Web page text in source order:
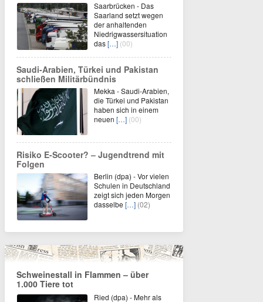
Saarbrücken - Das
Saarland setzt wegen
der anhaltenden
Niedrigwassersituation
das[…] (00)
Saudi-Arabien, Türkei und Pakistan
schließen Militärbündnis
Mekka - Saudi-Arabien,
die Türkei und Pakistan
haben sich in einem
neuen […] (00)
Risiko E-Scooter? – Jugendtrend mit
Folgen
Berlin (dpa) - Vor vielen
Schulen in Deutschland
zeigt sich jeden Morgen
dasselbe […] (02)
Schweinestall in Flammen – über
1.000 Tiere tot
Ried (dpa) - Mehr als